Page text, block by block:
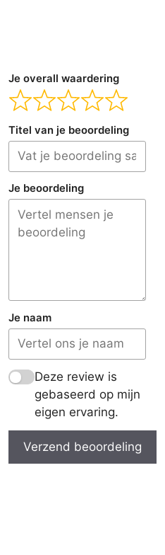
Je overall waardering
Titel van je beoordeling
Je beoordeling
Je naam
Deze review is
gebaseerd op mijn
eigen ervaring.
Verzend beoordeling